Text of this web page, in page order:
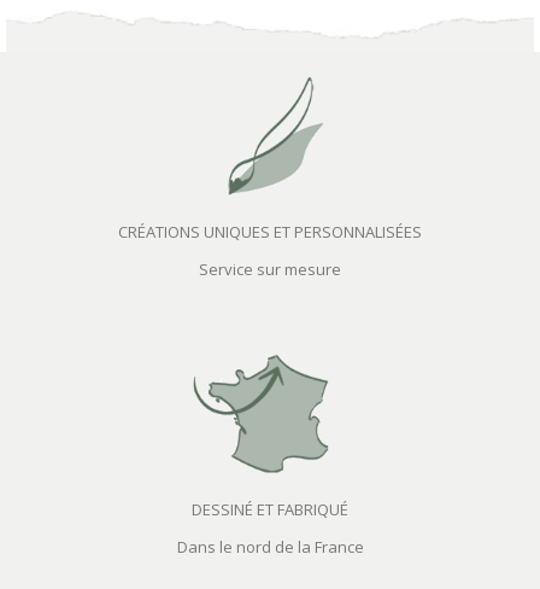
CRÉATIONS UNIQUES ET PERSONNALISÉES
Service sur mesure
DESSINÉ ET FABRIQUÉ
Dans le nord de la France